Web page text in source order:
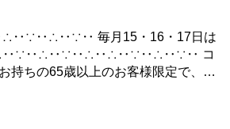
毎月15・16・17日は
∴‥∵‥∴‥∵‥∴‥∴‥∵‥∴‥∵‥ コ
持ちの65歳以上のお客様限定で、